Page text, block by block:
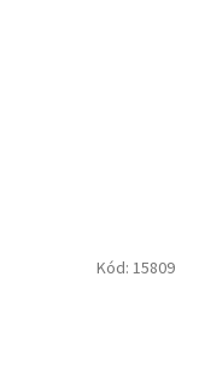
Kód: 15809